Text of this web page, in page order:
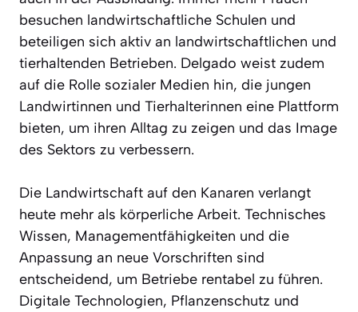
besuchen landwirtschaftliche Schulen und
beteiligen sich aktiv an landwirtschaftlichen und
tierhaltenden Betrieben. Delgado weist zudem
auf die Rolle sozialer Medien hin, die jungen
Landwirtinnen und Tierhalterinnen eine Plattform
bieten, um ihren Alltag zu zeigen und das Image
des Sektors zu verbessern.
Die Landwirtschaft auf den Kanaren verlangt
heute mehr als körperliche Arbeit. Technisches
Wissen, Managementfähigkeiten und die
Anpassung an neue Vorschriften sind
entscheidend, um Betriebe rentabel zu führen.
Digitale Technologien, Pflanzenschutz und